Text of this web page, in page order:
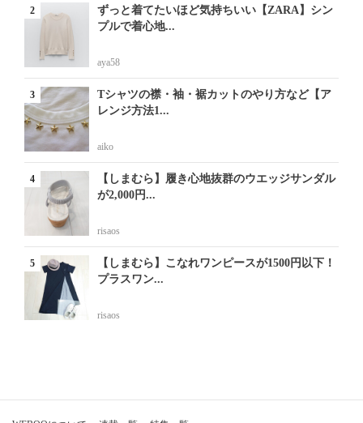
ずっと着てたいほど気持ちいい【ZARA】シン
プルで着心地...
aya58
Tシャツの襟・袖・裾カットのやり方など【ア
レンジ方法1...
aiko
【しまむら】履き心地抜群のウエッジサンダル
が2,000円...
risaos
【しまむら】こなれワンピースが1500円以下！
プラスワン...
risaos